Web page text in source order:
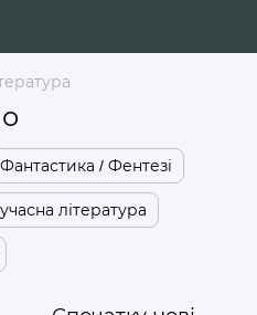
Фантастика / Фентезі
література